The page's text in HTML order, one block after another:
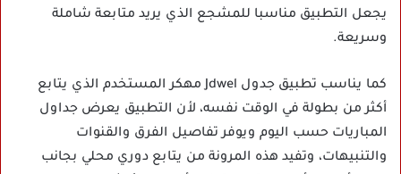
يجعل التطبيق مناسبا للمشجع الذي يريد متابعة شاملة
وسريعة.
كما يناسب تطبيق جدول Jdwel مهكر المستخدم الذي يتابع
أكثر من بطولة في الوقت نفسه، لأن التطبيق يعرض جداول
المباريات حسب اليوم ويوفر تفاصيل الفرق والقنوات
والتنبيهات، وتفيد هذه المرونة من يتابع دوري محلي بجانب